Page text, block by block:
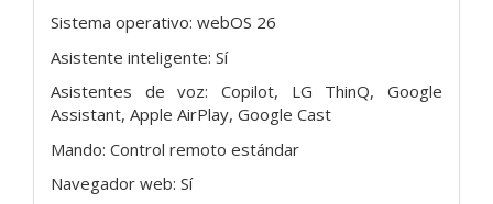
Sistema operativo: webOS 26
Asistente inteligente: Sí
Asistentes de voz: Copilot, LG ThinQ, Google
Assistant, Apple AirPlay, Google Cast
Mando: Control remoto estándar
Navegador web: Sí